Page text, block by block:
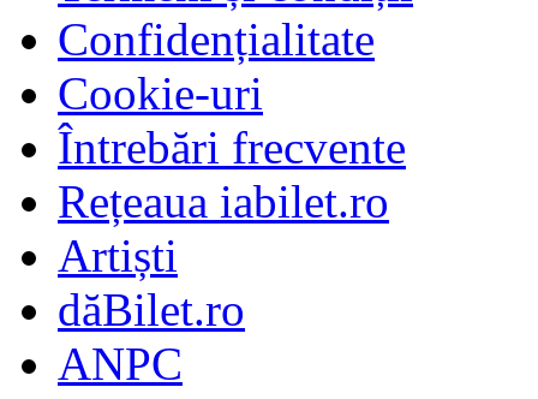
Confidențialitate
Cookie-uri
Întrebări frecvente
Rețeaua iabilet.ro
Artiști
dăBilet.ro
ANPC